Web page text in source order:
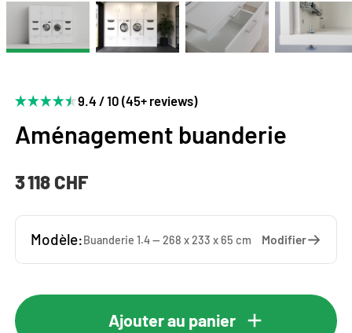
9.4 / 10 (45+ reviews)
Aménagement buanderie
3 118 CHF
Modèle:Buanderie 1.4 — 268 x 233 x 65 cm Modifier
Ajouter au panier